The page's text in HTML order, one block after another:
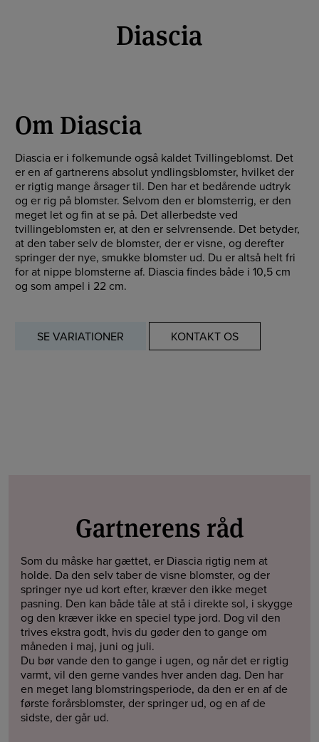
Diascia
Om Diascia
Diascia er i folkemunde også kaldet Tvillingeblomst. Det
er en af gartnerens absolut yndlingsblomster, hvilket der
er rigtig mange årsager til. Den har et bedårende udtryk
og er rig på blomster. Selvom den er blomsterrig, er den
meget let og fin at se på. Det allerbedste ved
tvillingeblomsten er, at den er selvrensende. Det betyder,
at den taber selv de blomster, der er visne, og derefter
springer der nye, smukke blomster ud. Du er altså helt fri
for at nippe blomsterne af. Diascia findes både i 10,5 cm
og som ampel i 22 cm.
SE VARIATIONER KONTAKT OS
Gartnerens råd
Som du måske har gættet, er Diascia rigtig nem at
holde. Da den selv taber de visne blomster, og der
springer nye ud kort efter, kræver den ikke meget
pasning. Den kan både tåle at stå i direkte sol, i skygge
og den kræver ikke en speciel type jord. Dog vil den
trives ekstra godt, hvis du gøder den to gange om
måneden i maj, juni og juli.
Du bør vande den to gange i ugen, og når det er rigtig
varmt, vil den gerne vandes hver anden dag. Den har
en meget lang blomstringsperiode, da den er en af de
første forårsblomster, der springer ud, og en af de
sidste, der går ud.